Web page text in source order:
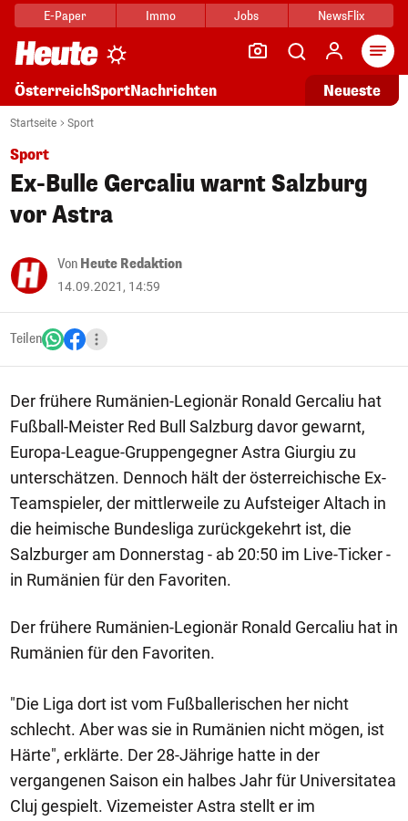
E-Paper Immo Jobs NewsFlix
ÖsterreichSportNachrichten Neueste
Startseite Sport
Sport
Ex-Bulle Gercaliu warnt Salzburg
vor Astra
Von Heute Redaktion
14.09.2021, 14:59
Teilen
Der frühere Rumänien-Legionär Ronald Gercaliu hat
Fußball-Meister Red Bull Salzburg davor gewarnt,
Europa-League-Gruppengegner Astra Giurgiu zu
unterschätzen. Dennoch hält der österreichische Ex-
Teamspieler, der mittlerweile zu Aufsteiger Altach in
die heimische Bundesliga zurückgekehrt ist, die
Salzburger am Donnerstag - ab 20:50 im Live-Ticker -
in Rumänien für den Favoriten.
Der frühere Rumänien-Legionär Ronald Gercaliu hat in
Rumänien für den Favoriten.
"Die Liga dort ist vom Fußballerischen her nicht
schlecht. Aber was sie in Rumänien nicht mögen, ist
Härte", erklärte. Der 28-Jährige hatte in der
vergangenen Saison ein halbes Jahr für Universitatea
Cluj gespielt. Vizemeister Astra stellt er im